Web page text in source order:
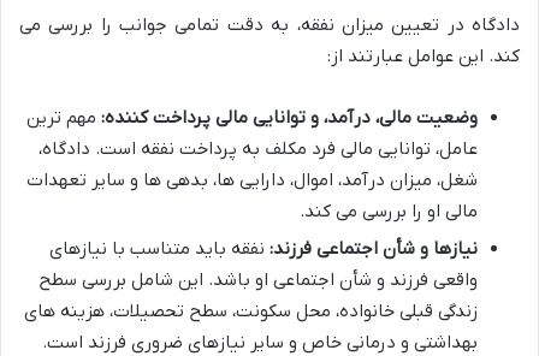
دادگاه در تعیین میزان نفقه، به دقت تمامی جوانب را بررسی می
کند. این عوامل عبارتند از:
وضعیت مالی، درآمد، و توانایی مالی پرداخت کننده: مهم ترین
عامل، توانایی مالی فرد مکلف به پرداخت نفقه است. دادگاه،
شغل، میزان درآمد، اموال، دارایی ها، بدهی ها و سایر تعهدات
مالی او را بررسی می کند.
نیازها و شأن اجتماعی فرزند: نفقه باید متناسب با نیازهای
واقعی فرزند و شأن اجتماعی او باشد. این شامل بررسی سطح
زندگی قبلی خانواده، محل سکونت، سطح تحصیلات، هزینه های
بهداشتی و درمانی خاص و سایر نیازهای ضروری فرزند است.